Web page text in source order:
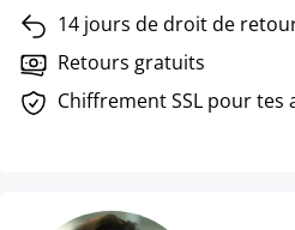
14 jours de droit de
Retours gratuits
Chiffrement SSL pour tes